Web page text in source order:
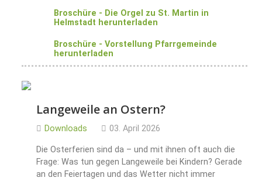
Broschüre - Die Orgel zu St. Martin in
Helmstadt herunterladen
Broschüre - Vorstellung Pfarrgemeinde
herunterladen
Langeweile an Ostern?
Downloads 03. April 2026
Die Osterferien sind da – und mit ihnen oft auch die
Frage: Was tun gegen Langeweile bei Kindern? Gerade
an den Feiertagen und das Wetter nicht immer